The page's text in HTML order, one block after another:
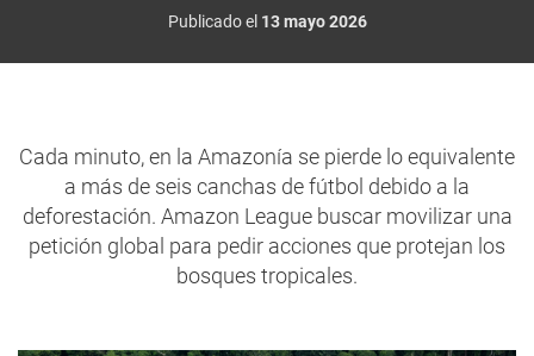
Publicado el 13 mayo 2026
Cada minuto, en la Amazonía se pierde lo equivalente
a más de seis canchas de fútbol debido a la
deforestación. Amazon League buscar movilizar una
petición global para pedir acciones que protejan los
bosques tropicales.